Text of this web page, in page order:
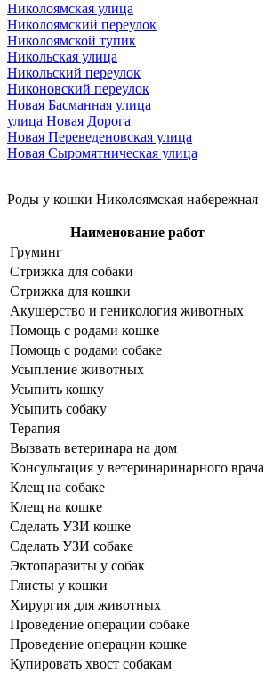
Николоямская улица
Николоямский переулок
Николоямской тупик
Никольская улица
Никольский переулок
Никоновский переулок
Новая Басманная улица
улица Новая Дорога
Новая Переведеновская улица
Новая Сыромятническая улица
Роды у кошки Николоямская набережная
Наименование работ
Груминг
Стрижка для собаки
Стрижка для кошки
Акушерство и геникология животных
Помощь с родами кошке
Помощь с родами собаке
Усыпление животных
Усыпить кошку
Усыпить собаку
Терапия
Вызвать ветеринара на дом
Консультация у ветеринаринарного врача
Клещ на собаке
Клещ на кошке
Сделать УЗИ кошке
Сделать УЗИ собаке
Эктопаразиты у собак
Глисты у кошки
Хирургия для животных
Проведение операции собаке
Проведение операции кошке
Купировать хвост собакам